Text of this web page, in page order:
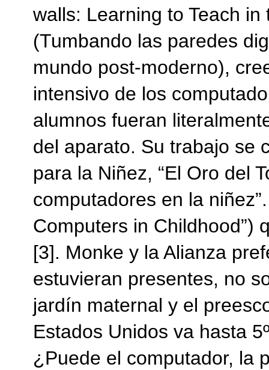
walls: Learning to Teach
(Tumbando las paredes
mundo post-moderno),
intensivo de los
alumnos fueran
del aparato. Su trabajo se
para la Niñez, “El Oro del
computadores en la
Computers in Childhood”)
[3]. Monke y la Alianza
estuvieran presentes, no
jardín maternal y el
Estados Unidos va hasta
¿Puede el computador, la